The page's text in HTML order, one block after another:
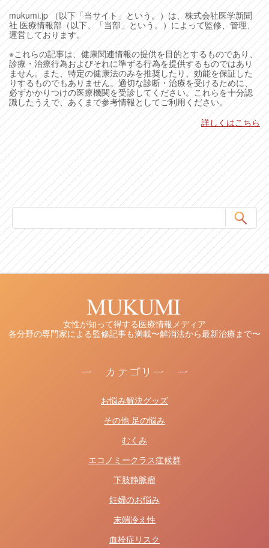
mukumi.jp （以下「当サイト」という。）は、株式会社医学新聞
社 医療情報部（以下、「当部」という。）によって監修、管理、
運営しております。
※これらの記事は、健康関連情報の提供を目的とするものであり、
診療・治療行為およびそれに準ずる行為を提供するものではあり
ません。また、特定の健康法のみを推奨したり、効能を保証した
りするものでもありません。適切な診断・治療を受けるために、
必ずかかりつけの医療機関を受診してください。これらを十分認
識したうえで、あくまで参考情報としてご利用ください。
詳しくはこちら
女性が知って得する医療情報メディア
各分野の専門家による監修記事も満載〜解消法から最新治療まで〜
ー カテゴリー ー
お悩み解決グッズ
その他 足の悩み
むくみ
エコノミークラス症候群
下肢静脈瘤
妊婦のお悩み
末端冷え性
血栓症リスク